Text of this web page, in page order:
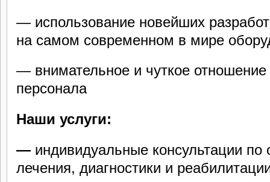
— использование новейших
на самом современном в мире
— внимательное и чуткое отношение
персонала
Наши услуги:
— индивидуальные консультации
лечения, диагностики и